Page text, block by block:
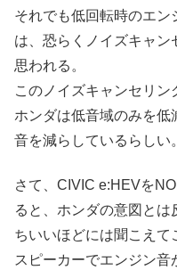
それでも低回転時のエ
は、恐らくノイズキャン
思われる。
このノイズキャンセリン
ホンダは低音域のみを低
音を減らしているらしい。
さて、CIVIC e:HEVを
ると、ホンダの意図と
ちいいほどには聞こえて
スピーカーでエンジン